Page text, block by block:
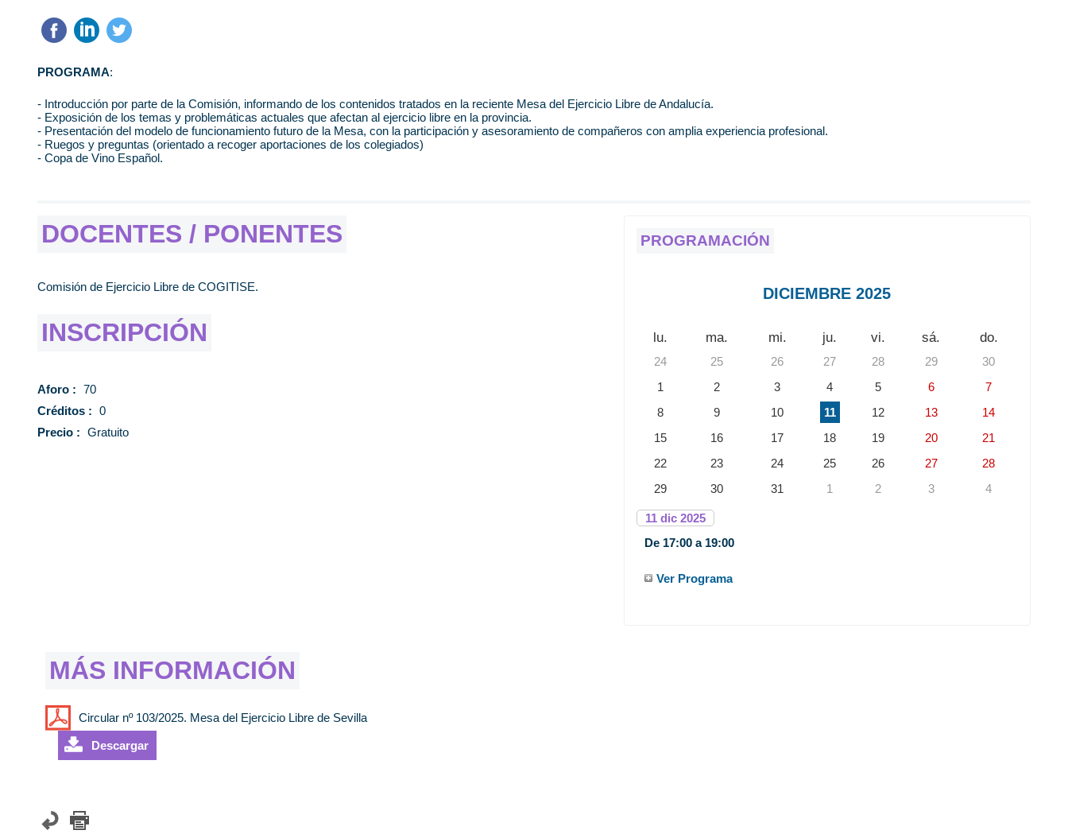
PROGRAMA:
- Introducción por parte de la Comisión, informando de los contenidos tratados en la reciente Mesa del Ejercicio Libre de Andalucía.
- Exposición de los temas y problemáticas actuales que afectan al ejercicio libre en la provincia.
- Presentación del modelo de funcionamiento futuro de la Mesa, con la participación y asesoramiento de compañeros con amplia experiencia profesional.
- Ruegos y preguntas (orientado a recoger aportaciones de los colegiados)
- Copa de Vino Español.
DOCENTES / PONENTES
Comisión de Ejercicio Libre de COGITISE.
PROGRAMACIÓN
DICIEMBRE 2025
lu. ma. mi. ju. vi. sá. do.
24 25 26 27 28 29
30
1
2 3 4 5 6
7
8
9 10 11 12 13
14
15
16 17 18 19 20
21
22
23 24 25 26 27
28
29
30 31 1 2 3 4
11dic2025
De 17:00 a 19:00
INSCRIPCIÓN
Aforo : 70
Créditos : 0
Precio : Gratuito
MÁS INFORMACIÓN
Circular nº 103/2025. Mesa del Ejercicio Libre de Sevilla